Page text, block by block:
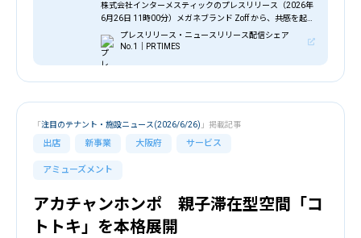
株式会社インターメスティックのプレスリリース（2026年
6月26日 11時00分）メガネブランド Zoff から、共感を起点
に新しいアイウェアの楽しみ方を提案する新コンセプトス
トア「AGREE CULTURE by Zoff」が2026年7月17日（金）
に阿倍野でオープン
プレスリリース・ニュースリリース配信シェア
No.1｜PR TIMES
出店 新事業 大阪府 サービス
アミューズメント
「注目のテナント・施設ニュース(2026/6/26) 」掲載記事
アカチャンホンポ 親子滞在型空間「コ
トトキ」を本格展開